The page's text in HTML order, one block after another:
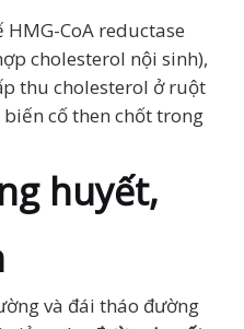
HMG-CoA reductase
cholesterol nội sinh),
thu cholesterol ở ruột
cố then chốt trong
huyết,
và đái tháo đường